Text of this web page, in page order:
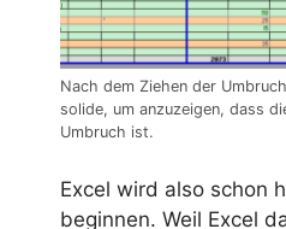
Nach dem Ziehen der
solide, um anzuzeigen, dass
Umbruch ist.
Excel wird also schon
beginnen. Weil Excel